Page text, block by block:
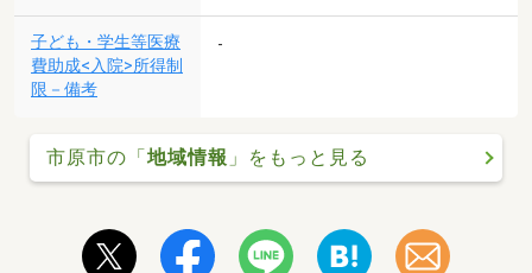
子ども・学生等医療
費助成<入院>所得制
限－備考
-
市原市の「地域情報 」をもっと見る